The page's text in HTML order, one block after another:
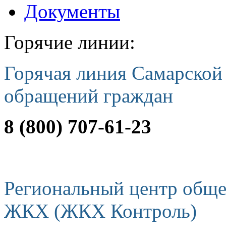
Документы
Горячие линии:
Горячая линия
обращений граждан
8 (800) 707-61-23
Региональный центр
ЖКХ (ЖКХ Контроль)